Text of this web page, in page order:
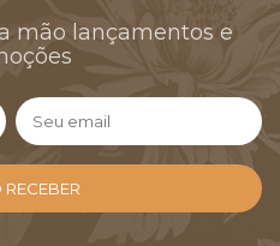
mão lançamentos e